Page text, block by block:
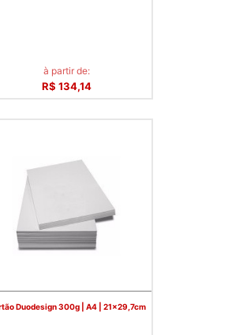
à partir de:
R$ 134,14
Duodesign 300g | A4 | 21x29,7cm